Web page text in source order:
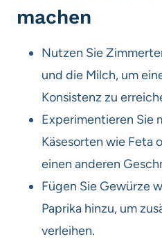
machen
Nutzen Sie
und die Milch, um
Konsistenz zu
Experimentieren Sie
Käsesorten wie Feta
einen anderen
Fügen Sie Gewürze
Paprika hinzu, um
verleihen.